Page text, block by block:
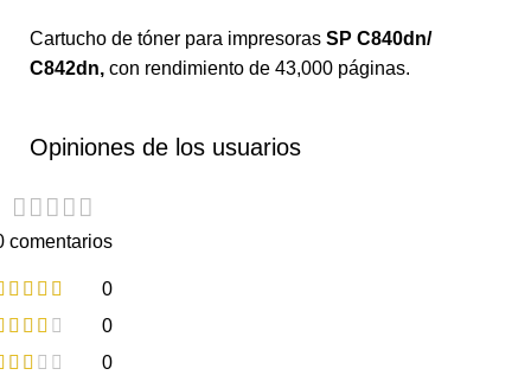
Cartucho de tóner para impresoras SP C840dn/
C842dn, con rendimiento de 43,000 páginas.
Opiniones de los usuarios
comentarios
0
0
0